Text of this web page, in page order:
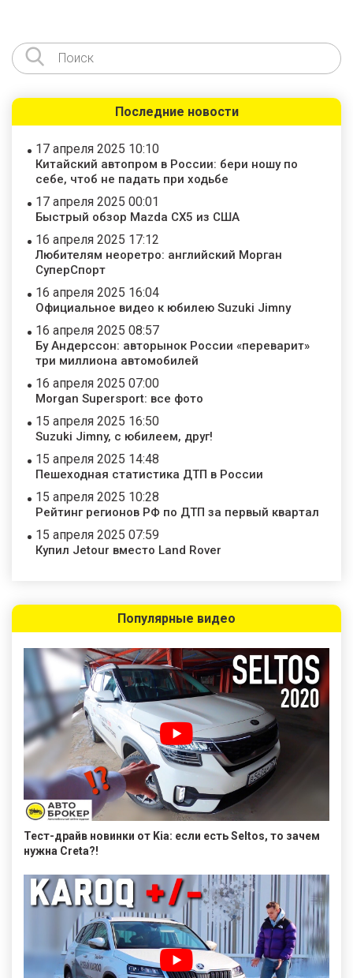
Последние новости
17 апреля 2025 10:10
Китайский автопром в России: бери ношу по
себе, чтоб не падать при ходьбе
17 апреля 2025 00:01
Быстрый обзор Mazda CX5 из США
16 апреля 2025 17:12
Любителям неоретро: английский Морган
СуперСпорт
16 апреля 2025 16:04
Официальное видео к юбилею Suzuki Jimny
16 апреля 2025 08:57
Бу Андерссон: авторынок России «переварит»
три миллиона автомобилей
16 апреля 2025 07:00
Morgan Supersport: все фото
15 апреля 2025 16:50
Suzuki Jimny, с юбилеем, друг!
15 апреля 2025 14:48
Пешеходная статистика ДТП в России
15 апреля 2025 10:28
Рейтинг регионов РФ по ДТП за первый квартал
15 апреля 2025 07:59
Купил Jetour вместо Land Rover
Популярные видео
Тест-драйв новинки от Kia: если есть Seltos, то зачем
нужна Creta?!